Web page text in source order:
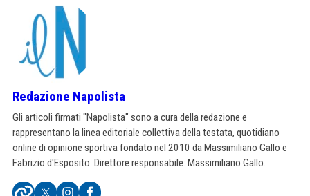
Redazione Napolista
Gli articoli firmati "Napolista" sono a cura della redazione e
rappresentano la linea editoriale collettiva della testata, quotidiano
online di opinione sportiva fondato nel 2010 da Massimiliano Gallo e
Fabrizio d'Esposito. Direttore responsabile: Massimiliano Gallo.